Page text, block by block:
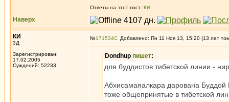
Ответы на этот пост: КИ
Наверх
КИ
3Д
Зарегистрирован:
17.02.2005
Суждений: 52233
№171534 Добавлено: Пн 11 Ноя 13, 15:20 (13 лет
Dondhup пишет:
для буддистов тибетской линии -
Абхисамаяалкара дарована
тоже общепринятые в тибетской